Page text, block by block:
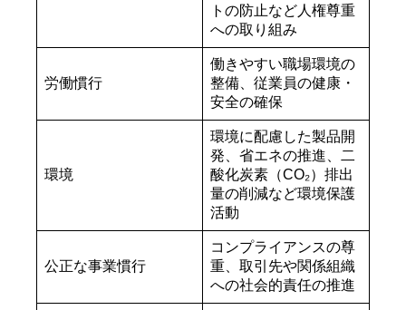
トの防止など人権尊重
への取り組み
労働慣行
働きやすい職場環境の
整備、従業員の健康・
安全の確保
環境
環境に配慮した製品開
発、省エネの推進、二
酸化炭素（CO₂）排出
量の削減など環境保護
活動
公正な事業慣行
コンプライアンスの尊
重、取引先や関係組織
への社会的責任の推進